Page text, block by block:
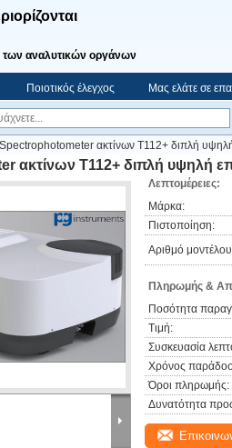
των αναλυτικών οργάνων
Ποιοτικός έλεγχος Μας ελάτε σε
ακτίνων T112+ διπλή
ακτίνων T112+ διπλή υψηλή
Λεπτομέρειες:
Μάρκα:
Πιστοποίηση:
Αριθμό
Πληρωμής &
Ποσότητα
Τιμή:
Συσκευασία
Χρόνος
Όροι πληρωμής:
Δυνατότητα